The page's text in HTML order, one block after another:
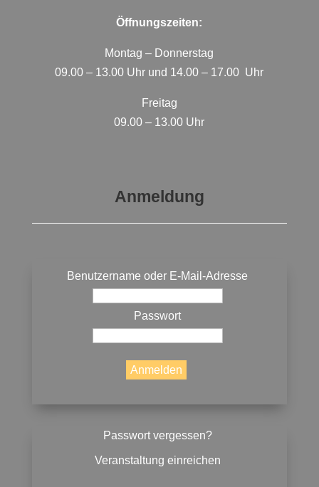
Öffnungszeiten:
Montag – Donnerstag
09.00 – 13.00 Uhr und 14.00 – 17.00 Uhr
Freitag
09.00 – 13.00 Uhr
Anmeldung
Benutzername oder E-Mail-Adresse
Passwort
Passwort vergessen?
Veranstaltung einreichen